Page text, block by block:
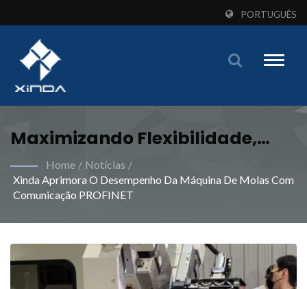
PORTUGUÊS
Toggle
Maximizando Flexibilidade,
Eficiência E Precisão Nas
Operações De Máquinas De
Molas Industriais Com
Máquinas Especializadas Da
Home / Notícias /
Xinda Aprimora O Desempenho Da Máquina De Molas Com
Comunicação PROFINET